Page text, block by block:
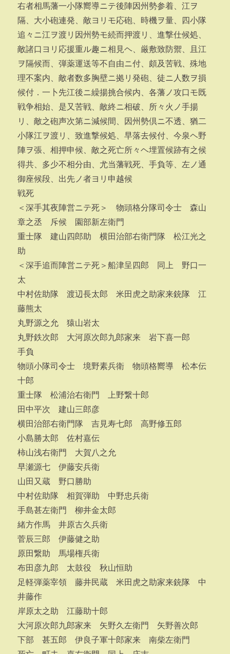
右者相馬藩一小隊嚮導ニテ後陣因州勢参着、江ヲ
隔、大小砲連発、敵ヨリモ応砲、時機ヲ量、四小隊
追々ニ江ヲ渡リ因州勢モ続而押渡リ、進撃仕候処、
敵諸口ヨリ応援重ル趣ニ相見ヘ、厳敷致防禦、且江
ヲ隔候而、弾薬運送等不自由ニ付、頗及苦戦、殊地
理不案内、敵者数多胸壁ニ拠リ発砲、徒ニ人数ヲ損
候付．一卜先江後ニ繰揚挑合候内、各藩ノ攻口モ既
戦争相始、是又苦戦、敵終ニ相破、所々火ノ手揚
リ、敵之砲声次第ニ減候間、因州勢倶ニ不透、猶二
小隊江ヲ渡リ、致進撃候処、早落去候付、今泉ヘ野
陣ヲ張、相押申候、敵之死亡所々ヘ埋置候跡有之候
得共、多少不相分由、尤当藩戦死、手負等、左ノ通
御座候段、出先ノ者ヨリ申越候
戦死
＜深手其夜陣営ニテ死＞ 物頭格分隊司令士 森山
章之丞 斥候 園部新左衛門
重士隊 建山四郎助 横田治部右衛門隊 松江光之
助
＜深手追而陣営ニテ死＞船津呈四郎 同上 野口一
太
中村佐助隊 渡辺長太郎 米田虎之助家来銃隊 江
藤熊太
丸野源之允 猿山岩太
丸野鉄次郎 大河原次郎九郎家来 岩下喜一郎
手負
物頭小隊司令士 境野素兵衛 物頭格嚮導 松本伝
十郎
重士隊 松浦治右衛門 上野繋十郎
田中平次 建山三郎彦
横田治部右衛門隊 吉見寿七郎 高野修五郎
小島勝太郎 佐村嘉伝
柿山浅右衛門 大賀八之允
早瀬源七 伊藤安兵衛
山田又蔵 野口勝助
中村佐助隊 相賀弾助 中野忠兵衛
手島甚左衛門 柳井金太郎
緒方作馬 井原古久兵衛
菅辰三郎 伊藤健之助
原田繋助 馬場権兵衛
布田彦九郎 太鼓役 秋山恒助
足軽弾薬宰領 藤井民蔵 米田虎之助家来銃隊 中
井藤作
岸原太之助 江藤助十郎
大河原次郎九郎家来 矢野久左衛門 矢野善次郎
下部 甚五郎 伊良子軍十郎家来 南柴左衛門